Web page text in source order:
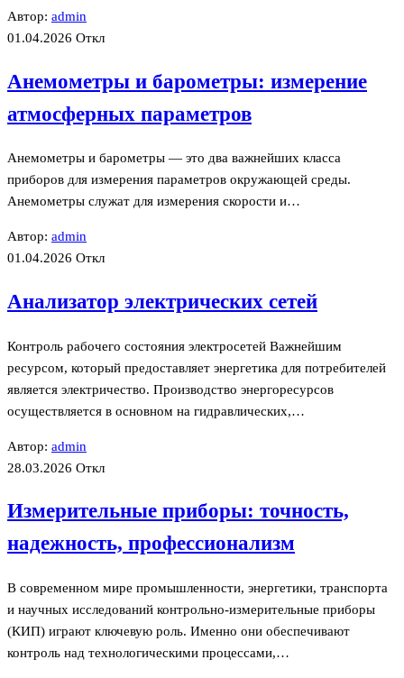
Автор: admin
01.04.2026 Откл
Анемометры и барометры: измерение
атмосферных параметров
Анемометры и барометры — это два важнейших класса
приборов для измерения параметров окружающей среды.
Анемометры служат для измерения скорости и…
Автор: admin
01.04.2026 Откл
Анализатор электрических сетей
Контроль рабочего состояния электросетей Важнейшим
ресурсом, который предоставляет энергетика для потребителей
является электричество. Производство энергоресурсов
осуществляется в основном на гидравлических,…
Автор: admin
28.03.2026 Откл
Измерительные приборы: точность,
надежность, профессионализм
В современном мире промышленности, энергетики, транспорта
и научных исследований контрольно-измерительные приборы
(КИП) играют ключевую роль. Именно они обеспечивают
контроль над технологическими процессами,…